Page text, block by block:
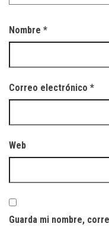
Nombre *
Correo electrónico *
Web
Guarda mi nombre,